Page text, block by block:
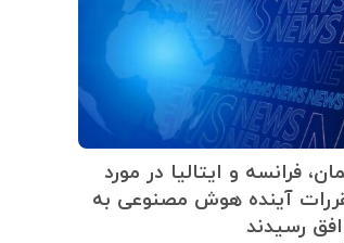
فرانسه و ایتالیا در مورد
آینده هوش مصنوعی به
رسیدند